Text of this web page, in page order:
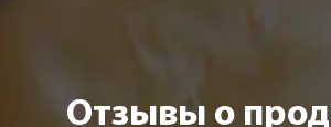
Отзывы о